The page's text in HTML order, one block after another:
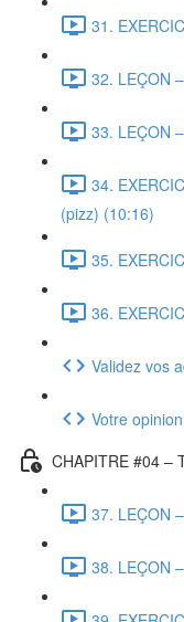
31.
32. LEÇON
33. LEÇON
34.
(pizz) (10:16)
35.
36.
Validez vos
Votre
CHAPITRE #04 –
37. LEÇON
38. LEÇON